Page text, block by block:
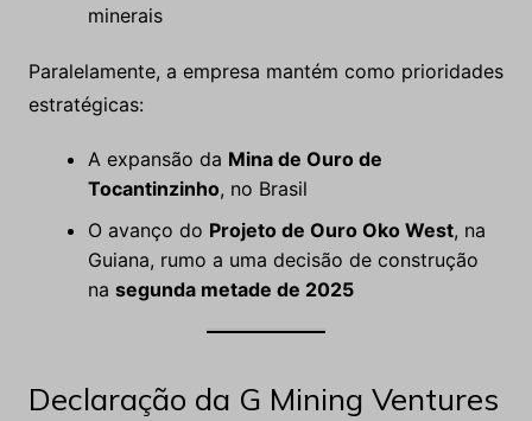
minerais
Paralelamente, a empresa mantém como prioridades
estratégicas:
A expansão da Mina de Ouro de
Tocantinzinho, no Brasil
O avanço do Projeto de Ouro Oko West, na
Guiana, rumo a uma decisão de construção
na segunda metade de 2025
Declaração da G Mining Ventures